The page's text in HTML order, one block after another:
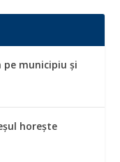
municipiu și
horește